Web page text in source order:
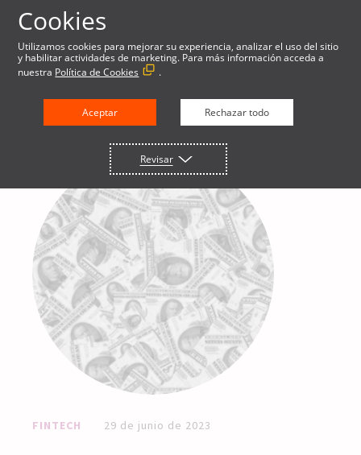
FINTECH 29 de junio de 2023
Cookies
Utilizamos cookies para mejorar su experiencia, analizar el uso del sitio
y habilitar actividades de marketing. Para más información acceda a
nuestra Política de Cookies .
Aceptar Rechazar todo
Revisar